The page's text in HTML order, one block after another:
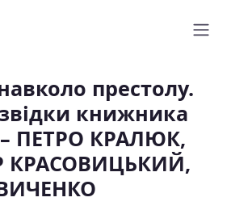
престолу.
книжника
ПЕТРО КРАЛЮК,
КРАСОВИЦЬКИЙ,